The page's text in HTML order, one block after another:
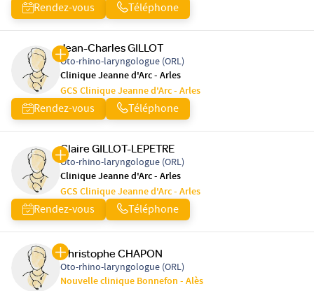
Rendez-vous Téléphone
Jean-Charles GILLOT
Oto-rhino-laryngologue (ORL)
Clinique Jeanne d'Arc - Arles
GCS Clinique Jeanne d'Arc - Arles
Rendez-vous Téléphone
Claire GILLOT-LEPETRE
Oto-rhino-laryngologue (ORL)
Clinique Jeanne d'Arc - Arles
GCS Clinique Jeanne d'Arc - Arles
Rendez-vous Téléphone
Christophe CHAPON
Oto-rhino-laryngologue (ORL)
Nouvelle clinique Bonnefon - Alès